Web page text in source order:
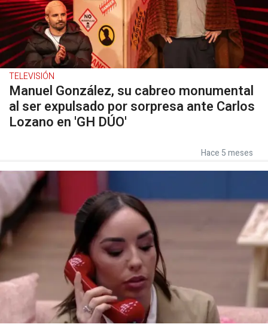
TELEVISIÓN
Manuel González, su cabreo monumental
al ser expulsado por sorpresa ante Carlos
Lozano en 'GH DÚO'
Hace 5 meses